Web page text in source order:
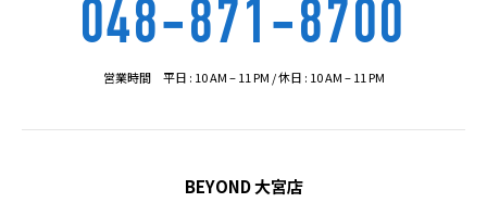
048-871-8700
営業時間 平日 : 10 AM – 11 PM / 休日 : 10 AM – 11 PM
BEYOND 大宮店